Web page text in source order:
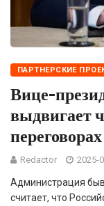
ПАРТНЕРСКИЕ
Вице-
выдвигает
Redactor 2025-
Администрация
считает, что